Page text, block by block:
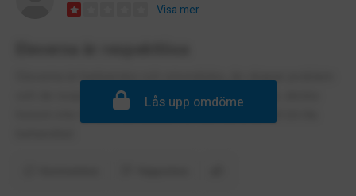
Visa mer
Eleverna är barbariska och omoraliska, de skapar problem
och de respekterar ingen.Om din son är utbildad, skicka
honom inte till den här skolan för han kommer att bli illa
Lås upp omdöme